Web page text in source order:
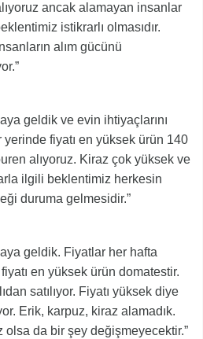
ancak alamayan insanlar
istikrarlı olmasıdır.
alım gücünü
geldik ve evin ihtiyaçlarını
yerinde fiyatı en yüksek ürün 140
alıyoruz. Kiraz çok yüksek ve
ilgili beklentimiz herkesin
duruma gelmesidir.”
geldik. Fiyatlar her hafta
en yüksek ürün domatestir.
satılıyor. Fiyatı yüksek diye
Erik, karpuz, kiraz alamadık.
da bir şey değişmeyecektir.”